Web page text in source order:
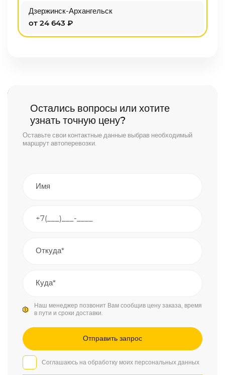
Дзержинск-Архангельск
от 24 643 ₽
Остались вопросы или хотите
узнать точную цену?
Оставьте свои контактные данные выбрав необходимый
маршрут автоперевозки.
Наш менеджер позвонит Вам сообщив цену заказа, время
в пути и сроки доставки.
Соглашаюсь на обработку моих персональных данных